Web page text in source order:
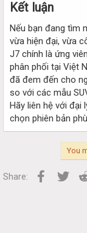
Kết luận​
Nếu bạn đang tìm
vừa hiện đại, vừa
J7 chính là ứng
phân phối tại Việt
đã đem đến cho
so với các mẫu
Hãy liên hệ với đại
chọn phiên bản
You
Share: